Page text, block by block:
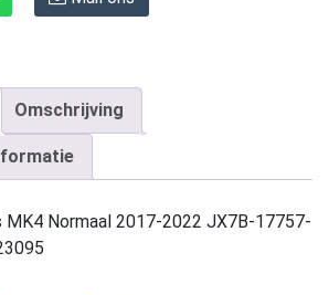
Omschrijving
MK4 Normaal 2017-2022 JX7B-17757-